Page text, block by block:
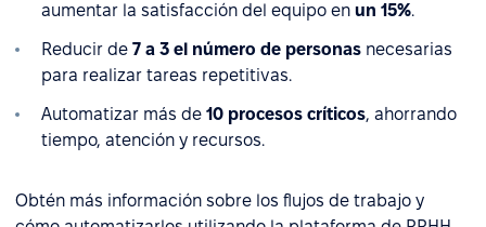
aumentar la satisfacción del equipo en un 15%.
Reducir de 7 a 3 el número de personas necesarias
para realizar tareas repetitivas.
Automatizar más de 10 procesos críticos, ahorrando
tiempo, atención y recursos.
Obtén más información sobre los flujos de trabajo y